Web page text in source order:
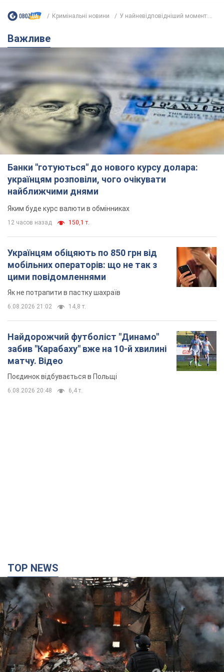
українцям розповіли, чого очікувати
найближчими днями
Яким буде курс валюти в обмінниках
12 часов назад 150,1 т.
Українцям обіцяють по 850 грн від
мобільних операторів: що не так з
цими повідомленнями
Як не потрапити в пастку шахраїв
6.08.2026 21:02 14,8 т.
Найдорожчий футболіст "Динамо"
забив "Карабаху" вже на 10-й хвилині
матчу. Відео
Поєдинок відбувається в Польщі
6.08.2026 20:48 6,4 т.
Україні: що буде далі? Інтерв’ю з Шарпом
У липні країна-агресорка встановила "рекорд" за кількістю
балістичних ракет, запущених по Україні
4 часа назад 45,1 т.
У Єкатеринбурзі атаковано склад Wildberries: є
влучання, піднявся дим. Фото і відео
Не допомогла росіянам навіть робота ППО